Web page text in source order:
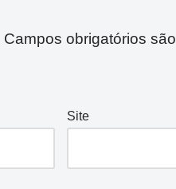
Campos obrigatórios são
Site